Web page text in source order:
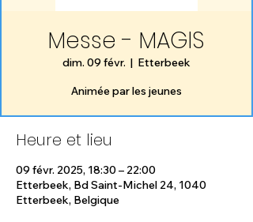
Messe - MAGIS
dim. 09 févr.
  |
Etterbeek
Animée par les jeunes
Heure et lieu
09 févr. 2025, 18:30 – 22:00
Etterbeek, Bd Saint-Michel 24, 1040
Etterbeek, Belgique